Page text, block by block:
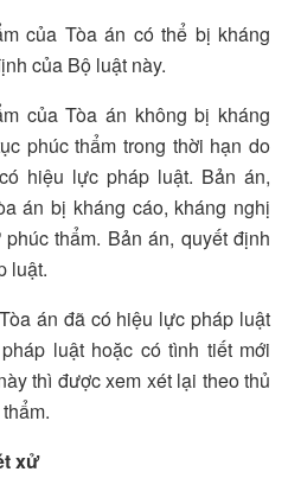
của Tòa án có thể bị kháng
của Bộ luật này.
của Tòa án không bị kháng
phúc thẩm trong thời hạn do
hiệu lực pháp luật. Bản án,
án bị kháng cáo, kháng nghị
thẩm. Bản án, quyết định
luật.
án đã có hiệu lực pháp luật
luật hoặc có tình tiết mới
thì được xem xét lại theo thủ
xử